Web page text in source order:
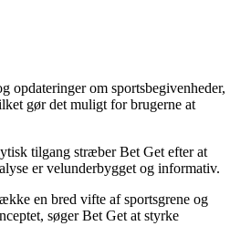
opdateringer om sportsbegivenheder,
gør det muligt for brugerne at
tilgang stræber Bet Get efter at
er velunderbygget og informativ.
en bred vifte af sportsgrene og
søger Bet Get at styrke